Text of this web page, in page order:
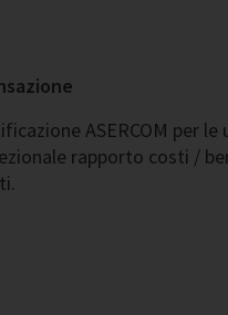
ASERCOM per
rapporto costi /